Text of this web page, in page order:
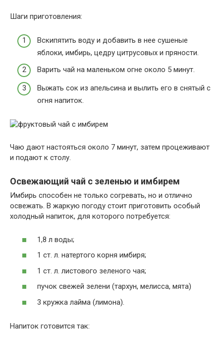
Шаги приготовления:
Вскипятить воду и добавить в нее сушеные
яблоки, имбирь, цедру цитрусовых и пряности.
Варить чай на маленьком огне около 5 минут.
Выжать сок из апельсина и вылить его в снятый с
огня напиток.
Чаю дают настояться около 7 минут, затем процеживают
и подают к столу.
Освежающий чай с зеленью и имбирем
Имбирь способен не только согревать, но и отлично
освежать. В жаркую погоду стоит приготовить особый
холодный напиток, для которого потребуется:
1,8 л воды;
1 ст. л. натертого корня имбиря;
1 ст. л. листового зеленого чая;
пучок свежей зелени (тархун, мелисса, мята)
3 кружка лайма (лимона).
Напиток готовится так: